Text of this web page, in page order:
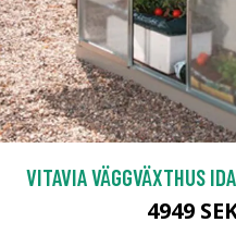
VITAVIA VÄGGVÄXTHUS
4949